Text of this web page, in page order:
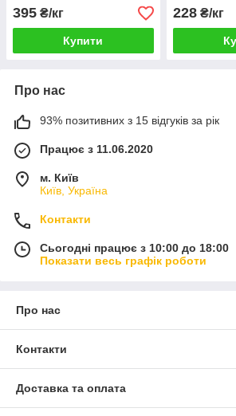
395 ₴/кг
Купити
228₴/кг
Про нас
93% позитивних з 15 відгуків за рік
Працює з 11.06.2020
м. Київ
Київ, Україна
Контакти
Сьогодні працює з 10:00 до 18:00
Показати весь графік роботи
Про нас
Контакти
Доставка та оплата